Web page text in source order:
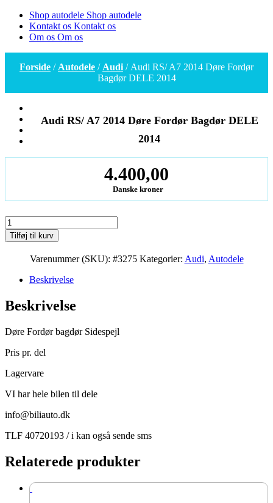
Shop autodele Shop autodele
Kontakt os Kontakt os
Om os Om os
Forside / Autodele / Audi / Audi RS/ A7 2014 Døre Fordør
Bagdør DELE 2014
Audi RS/ A7 2014 Døre Fordør Bagdør DELE
2014
4.400,00
Danske kroner
Audi
RS/
A7
Fordør
Bagdør
DELE
2014
Tilføj til kurv
Varenummer (SKU): #3275 Kategorier: Audi, Autodele
Beskrivelse
Beskrivelse
Døre Fordør bagdør Sidespejl
Pris pr. del
Lagervare
VI har hele bilen til dele
info@biliauto.dk
TLF 40720193 / i kan også sende sms
Relaterede produkter